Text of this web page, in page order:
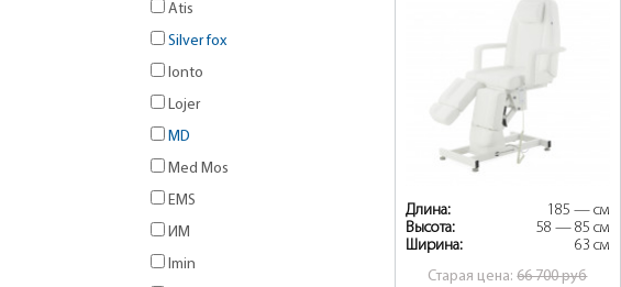
Atis
Silver fox
Ionto
Lojer
MD
Med Mos
EMS
ИМ
Imin
Длина:
185 — см
Высота:
58 — 85 см
Ширина:
63 см
Cтарая цена:66 700руб